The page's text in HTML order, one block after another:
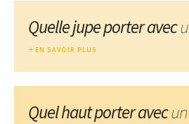
Quelle jupe porter avec
EN SAVOIR PLUS
Quel haut porter avec